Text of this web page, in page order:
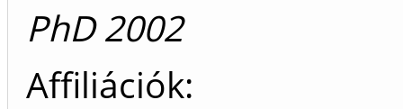
PhD 2002
Affiliációk